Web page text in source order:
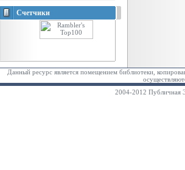
Счетчики
Данный ресурс является помещением библиотеки,
2004-2012 Публичная